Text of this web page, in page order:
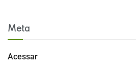
Meta
Acessar